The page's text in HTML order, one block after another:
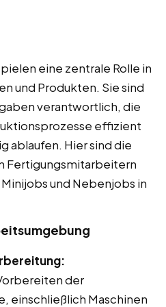
eine zentrale Rolle in
und Produkten. Sie sind
verantwortlich, die
effizient
ablaufen. Hier sind die
Fertigungsmitarbeitern
und Nebenjobs in
der
einschließlich Maschinen